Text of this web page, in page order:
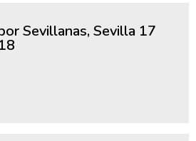
Sevillanas, Sevilla 17